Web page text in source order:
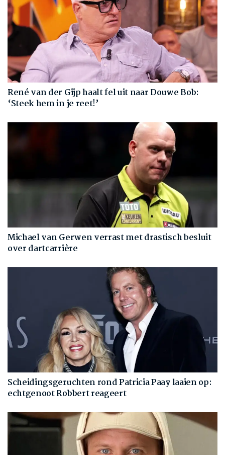
René van der Gijp haalt fel uit naar Douwe Bob:
‘Steek hem in je reet!’
Michael van Gerwen verrast met drastisch besluit
over dartcarrière
Scheidingsgeruchten rond Patricia Paay laaien op:
echtgenoot Robbert reageert